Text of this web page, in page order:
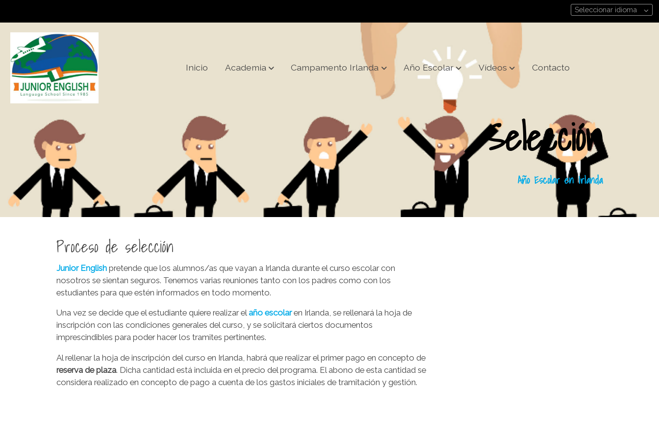
Seleccionar idioma
Inicio Academia Campamento Irlanda Año Escolar Vídeos Contacto
Selección
Año Escolar en Irlanda
Proceso de selección
Junior Englishpretende que los alumnos/as que vayan a Irlanda durante el curso escolar con
nosotros se sientan seguros. Tenemos varias reuniones tanto con los padres como con los
estudiantes para que estén informados en todo momento.
Una vez se decide que el estudiante quiere realizar elaño escolaren Irlanda, se rellenará la hoja de
inscripción con las condiciones generales del curso, y se solicitará ciertos documentos
imprescindibles para poder hacer los tramites pertinentes.
Al rellenar la hoja de inscripción del curso en Irlanda, habrá que realizar el primer pago en concepto de
reserva de plaza. Dicha cantidad está incluida en el precio del programa. El abono de esta cantidad se
considera realizado en concepto de pago a cuenta de los gastos iniciales de tramitación y gestión.